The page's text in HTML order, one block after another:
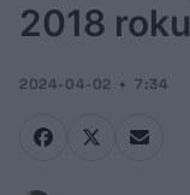
2018 roku
2024-04-02 7:34